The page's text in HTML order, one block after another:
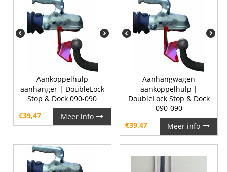
Aankoppelhulp
aanhanger | DoubleLock
Stop & Dock 090-090
€39,47 Meer info
Aanhangwagen
aankoppelhulp |
DoubleLock Stop & Dock
090-090
€39,47 Meer info